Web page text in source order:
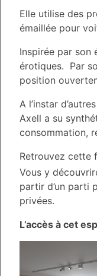
Elle utilise des
émaillée pour
Inspirée par son
érotiques. Par
position
A l’instar
Axell a su
consommation,
Retrouvez cette
Vous y
partir d’un parti
privées.
L’accès à cet